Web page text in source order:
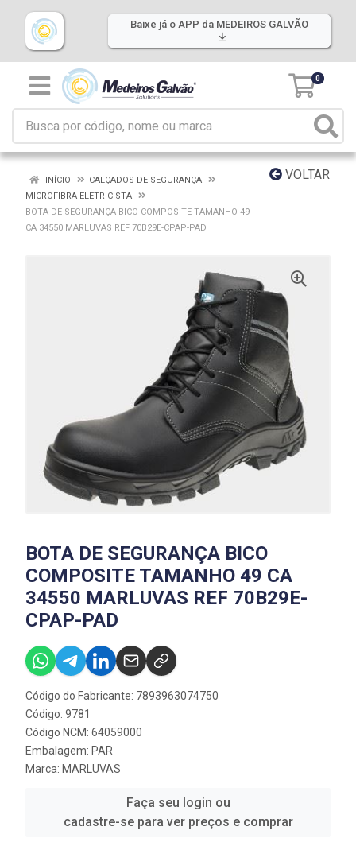
Baixe já o APP da MEDEIROS GALVÃO
0
VOLTAR
INÍCIO
CALÇADOS DE SEGURANÇA
MICROFIBRA ELETRICISTA
BOTA DE SEGURANÇA BICO COMPOSITE TAMANHO 49
CA 34550 MARLUVAS REF 70B29E-CPAP-PAD
BOTA DE SEGURANÇA BICO
COMPOSITE TAMANHO 49 CA
34550 MARLUVAS REF 70B29E-
CPAP-PAD
Código do Fabricante: 7893963074750
Código: 9781
Código NCM: 64059000
Embalagem: PAR
Marca: MARLUVAS
Faça seu login ou
cadastre-se para ver preços e comprar